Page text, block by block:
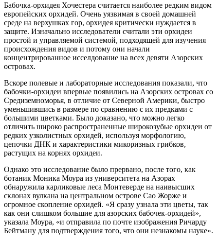
Бабочка-орхидея Хочестера считается наиболее редким видом
европейских орхидей. Очень уязвимая в своей домашней
среде на верхушках гор, орхидея критически нуждается в
защите. Изначально исследователи считали эти орхидеи
простой и управляемой системой, подходящей для изучения
происхождения видов и потому они начали
концентрированное исселдование на всех девяти Азорских
островах.
Вскоре полевые и лабораторные исследования показали, что
бабочки-орхидеи впервые появились на Азорских островах со
Средиземноморья, в отличие от Северной Америки, быстро
уменьшившись в размере по сравнению с их предками с
большими цветками. Было доказано, что можно легко
отличить широко распространенные широкозубые орхидеи от
редких узколистных орхидей, используя морфологию,
цепочки ДНК и характеристики микоризных грибков,
растущих на корнях орхидеи.
Однако это исследование было прервано, после того, как
ботаник Моника Моура из университета на Азорах
обнаружила карликовые леса Монтеверде на наивысших
склонах вулкана на центральном острове Сао Жорже и
огромное скопление орхидей. «Я сразу узнала эти цветы, так
как они слишком большие для азорских бабочек-орхидей»,
указала Моура, «и отправила по почте изображения Ричарду
Бейтману для подтверждения того, что они незнакомы науке».